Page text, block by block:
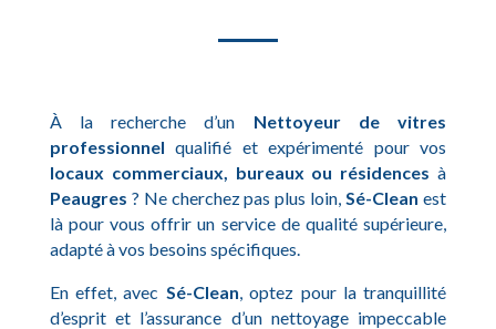
À la recherche d’un Nettoyeur de vitres
professionnel qualifié et expérimenté pour vos
locaux commerciaux, bureaux ou résidences à
Peaugres ? Ne cherchez pas plus loin, Sé-Clean est
là pour vous offrir un service de qualité supérieure,
adapté à vos besoins spécifiques.
En effet, avec Sé-Clean , optez pour la tranquillité
d’esprit et l’assurance d’un nettoyage impeccable